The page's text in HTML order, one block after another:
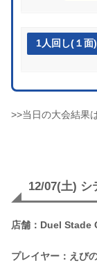
1人回し(１面)
>>当日の大会結果
12/07(土) シ
店舗：Duel
プレイヤー：えび